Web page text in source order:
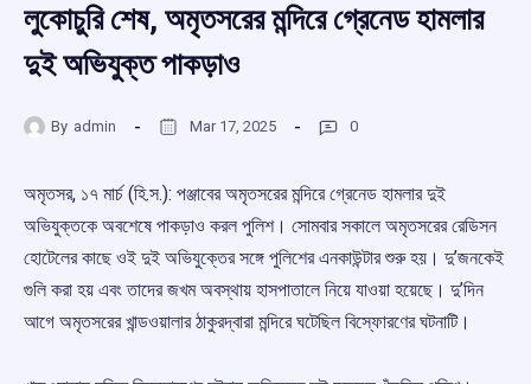
লুকোচুরি শেষ, অমৃতসরের মন্দিরে গ্রেনেড হামলার
দুই অভিযুক্ত পাকড়াও
By admin Mar 17, 2025 0
অমৃতসর, ১৭ মার্চ (হি.স.): পঞ্জাবের অমৃতসরের মন্দিরে গ্রেনেড হামলার দুই
অভিযুক্তকে অবশেষে পাকড়াও করল পুলিশ। সোমবার সকালে অমৃতসরের রেডিসন
হোটেলের কাছে ওই দুই অভিযুক্তের সঙ্গে পুলিশের এনকাউন্টার শুরু হয়। দু’জনকেই
গুলি করা হয় এবং তাদের জখম অবস্থায় হাসপাতালে নিয়ে যাওয়া হয়েছে। দু’দিন
আগে অমৃতসরের খান্ডওয়ালার ঠাকুরদ্বারা মন্দিরে ঘটেছিল বিস্ফোরণের ঘটনাটি।